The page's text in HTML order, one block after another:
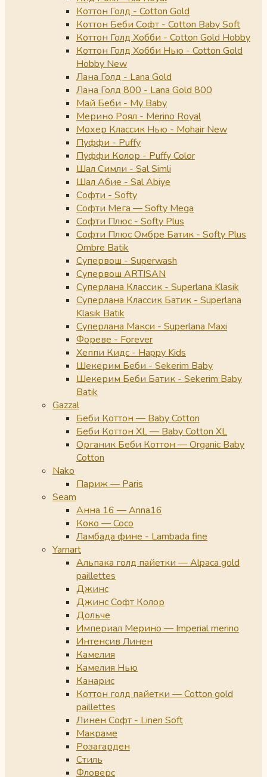
Коттон Голд - Cotton Gold
Коттон Беби Софт - Cotton Baby Soft
Коттон Голд Хобби - Cotton Gold Hobby
Коттон Голд Хобби Нью - Cotton Gold
Hobby New
Лана Голд - Lana Gold
Лана Голд 800 - Lana Gold 800
Май Беби - My Baby
Мерино Роял - Merino Royal
Мохер Классик Нью - Mohair New
Пуффи - Puffy
Пуффи Колор - Puffy Color
Шал Симли - Sal Simli
Шал Абие - Sal Abiye
Софти - Softy
Софти Мега — Softy Mega
Софти Плюс - Softy Plus
Софти Плюс Омбре Батик - Softy Plus
Ombre Batik
Супервош - Superwash
Супервош ARTISAN
Суперлана Классик - Superlana Klasik
Суперлана Классик Батик - Superlana
Klasik Batik
Суперлана Макси - Superlana Maxi
Фореве - Forever
Хеппи Кидс - Happy Kids
Шекерим Беби - Sekerim Baby
Шекерим Беби Батик - Sekerim Baby
Batik
Gazzal
Беби Коттон — Baby Cotton
Беби Коттон XL — Baby Cotton XL
Органик Беби Коттон — Organic Baby
Cotton
Nako
Париж — Paris
Seam
Анна 16 — Anna16
Коко — Coco
Ламбада фине - Lambada fine
Yarnart
Альпака голд пайетки — Alpaca gold
paillettes
Джинс
Джинс Софт Колор
Дольче
Империал Мерино — Imperial merino
Интенсив Линен
Камелия
Камелия Нью
Канарис
Коттон голд пайетки — Cotton gold
paillettes
Линен Софт - Linen Soft
Макраме
Розагарден
Стиль
Фловерс